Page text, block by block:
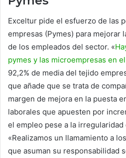
Exceltur pide el esfuerzo de las
empresas (Pymes) para mejorar
de los empleados del sector. «
pymes y las microempresas en
92,2% de media del tejido
que añade que se trata de
margen de mejora en la puesta
laborales que apuesten por
el empleo pese a la irregularidad
«Realizamos un llamamiento a
que asuman su responsabilidad